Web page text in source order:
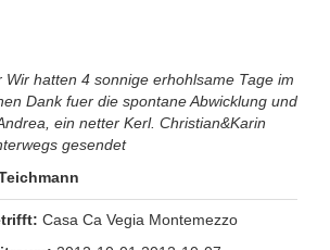
hatten 4 sonnige erhohlsame Tage im
Dank fuer die spontane Abwicklung und
ein netter Kerl. Christian&Karin
gesendet
Casa Ca Vegia Montemezzo